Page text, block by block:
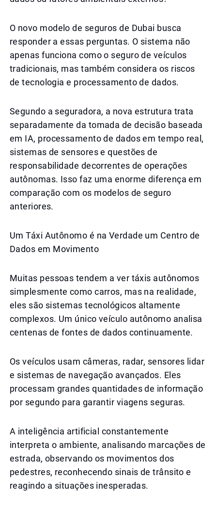
O novo modelo de seguros de Dubai busca
responder a essas perguntas. O sistema não
apenas funciona como o seguro de veículos
tradicionais, mas também considera os riscos
de tecnologia e processamento de dados.
Segundo a seguradora, a nova estrutura trata
separadamente da tomada de decisão baseada
em IA, processamento de dados em tempo real,
sistemas de sensores e questões de
responsabilidade decorrentes de operações
autônomas. Isso faz uma enorme diferença em
comparação com os modelos de seguro
anteriores.
Um Táxi Autônomo é na Verdade um Centro de
Dados em Movimento
Muitas pessoas tendem a ver táxis autônomos
simplesmente como carros, mas na realidade,
eles são sistemas tecnológicos altamente
complexos. Um único veículo autônomo analisa
centenas de fontes de dados continuamente.
Os veículos usam câmeras, radar, sensores lidar
e sistemas de navegação avançados. Eles
processam grandes quantidades de informação
por segundo para garantir viagens seguras.
A inteligência artificial constantemente
interpreta o ambiente, analisando marcações de
estrada, observando os movimentos dos
pedestres, reconhecendo sinais de trânsito e
reagindo a situações inesperadas.